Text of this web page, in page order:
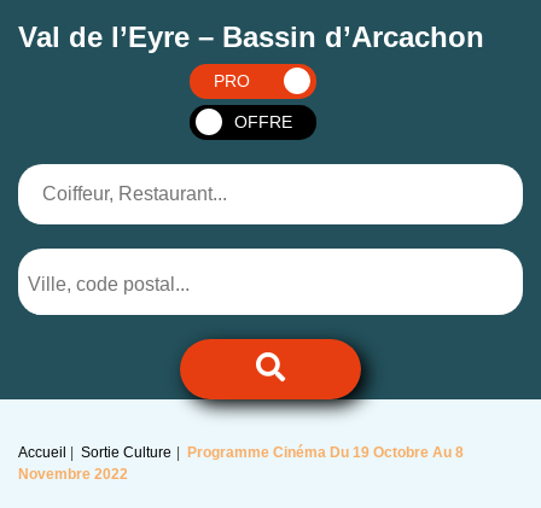
Val de l’Eyre – Bassin d’Arcachon
PRO
OFFRE
Accueil Sortie Culture
Programme Cinéma Du 19 Octobre Au 8
Novembre 2022